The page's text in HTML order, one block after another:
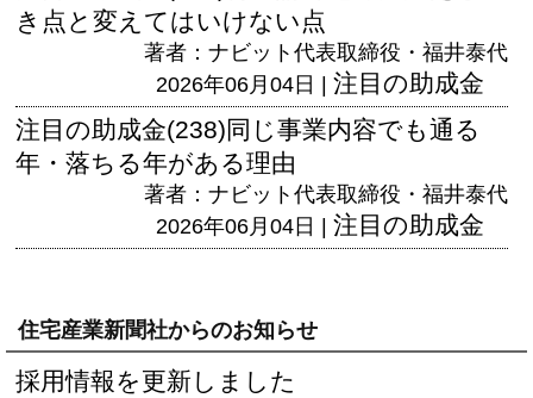
き点と変えてはいけない点
著者：ナビット代表取締役・福井泰代
2026年06月04日 | 注目の助成金
注目の助成金(238)同じ事業内容でも通る
年・落ちる年がある理由
著者：ナビット代表取締役・福井泰代
2026年06月04日 | 注目の助成金
住宅産業新聞社からのお知らせ
採用情報を更新しました